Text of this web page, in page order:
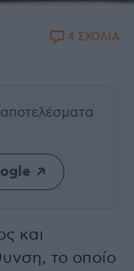
4 ΣΧΟΛΙΑ
και
το οποίο